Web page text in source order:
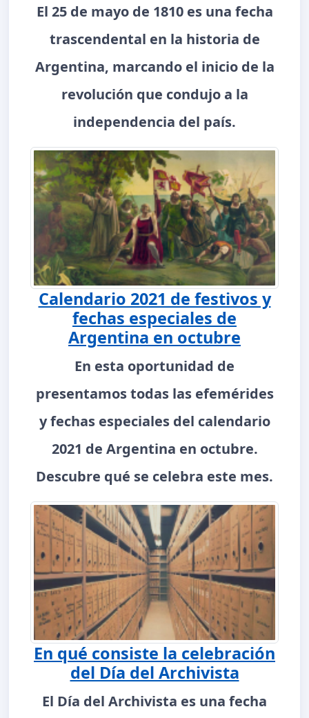
El 25 de mayo de 1810 es una fecha
trascendental en la historia de
Argentina, marcando el inicio de la
revolución que condujo a la
independencia del país.
Calendario 2021 de festivos y
fechas especiales de
Argentina en octubre
En esta oportunidad de
presentamos todas las efemérides
y fechas especiales del calendario
2021 de Argentina en octubre.
Descubre qué se celebra este mes.
En qué consiste la celebración
del Día del Archivista
El Día del Archivista es una fecha